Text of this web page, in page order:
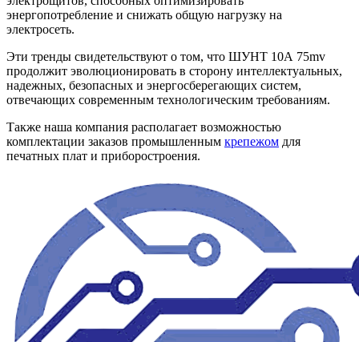
энергопотребление и снижать общую нагрузку на
электросеть.
Эти тренды свидетельствуют о том, что ШУНТ 10А 75mv
продолжит эволюционировать в сторону интеллектуальных,
надежных, безопасных и энергосберегающих систем,
отвечающих современным технологическим требованиям.
Также наша компания располагает возможностью
комплектации заказов промышленным крепежом для
печатных плат и приборостроения.